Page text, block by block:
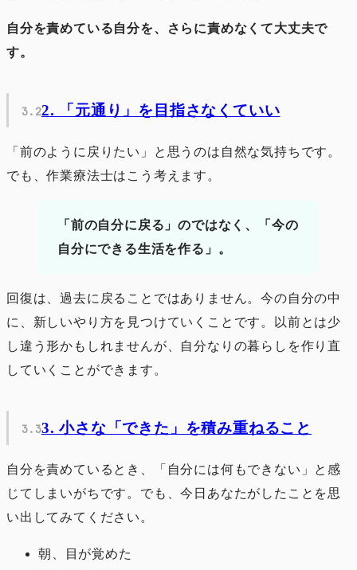
自分を責めている自分を、さらに責めなくて大丈夫で
す。
2. 「元通り」を目指さなくていい
「前のように戻りたい」と思うのは自然な気持ちです。
でも、作業療法士はこう考えます。
「前の自分に戻る」のではなく、「今の
自分にできる生活を作る」。
回復は、過去に戻ることではありません。今の自分の中
に、新しいやり方を見つけていくことです。以前とは少
し違う形かもしれませんが、自分なりの暮らしを作り直
していくことができます。
3. 小さな「できた」を積み重ねること
自分を責めているとき、「自分には何もできない」と感
じてしまいがちです。でも、今日あなたがしたことを思
い出してみてください。
朝、目が覚めた